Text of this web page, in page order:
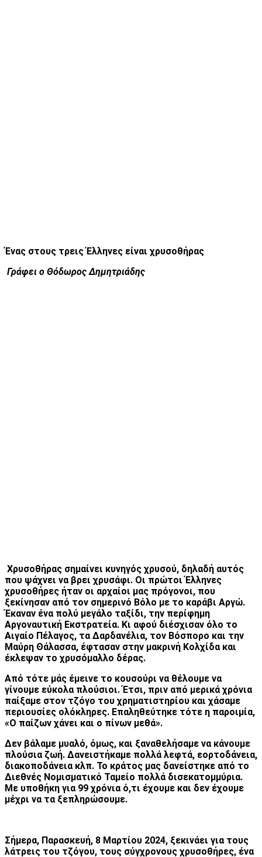
Ένας στους τρεις Έλληνες είναι χρυσοθήρας
Γράφει ο Θόδωρος Δημητριάδης
Χρυσοθήρας σημαίνει κυνηγός χρυσού, δηλαδή αυτός
που ψάχνει να βρει χρυσάφι. Οι πρώτοι Έλληνες
χρυσοθήρες ήταν οι αρχαίοι μας πρόγονοι, που
ξεκίνησαν από τον σημερινό Βόλο με το καράβι Αργώ.
Έκαναν ένα πολύ μεγάλο ταξίδι, την περίφημη
Αργοναυτική Εκστρατεία. Κι αφού διέσχισαν όλο το
Αιγαίο Πέλαγος, τα Δαρδανέλια, τον Βόσπορο και την
Μαύρη Θάλασσα, έφτασαν στην μακρινή Κολχίδα και
έκλεψαν το χρυσόμαλλο δέρας.
Από τότε μάς έμεινε το κουσούρι να θέλουμε να
γίνουμε εύκολα πλούσιοι. Έτσι, πριν από μερικά χρόνια
παίξαμε στον τζόγο του χρηματιστηρίου και χάσαμε
περιουσίες ολόκληρες. Επαληθεύτηκε τότε η παροιμία,
«Ο παίζων χάνει και ο πίνων μεθά».
Δεν βάλαμε μυαλό, όμως, και ξαναθελήσαμε να κάνουμε
πλούσια ζωή. Δανειστήκαμε πολλά λεφτά, εορτοδάνεια,
διακοποδάνεια κλπ. Το κράτος μας δανείστηκε από το
Διεθνές Νομισματικό Ταμείο πολλά δισεκατομμύρια.
Με υποθήκη για 99 χρόνια ό,τι έχουμε και δεν έχουμε
μέχρι να τα ξεπληρώσουμε.
Σήμερα, Παρασκευή, 8 Μαρτίου 2024, ξεκινάει για τους
λάτρεις του τζόγου, τους σύγχρονους χρυσοθήρες, ένα